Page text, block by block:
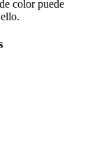
color puede